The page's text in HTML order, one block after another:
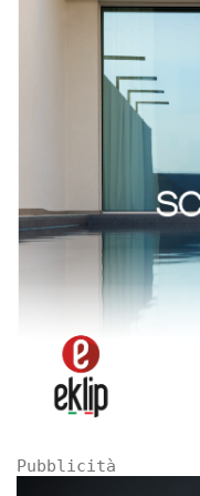
Pubblicità